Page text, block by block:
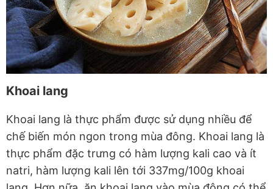
Khoai lang
Khoai lang là thực phẩm được sử dụng nhiều để
chế biến món ngon trong mùa đông. Khoai lang là
thực phẩm đặc trưng có hàm lượng kali cao và ít
natri, hàm lượng kali lên tới 337mg/100g khoai